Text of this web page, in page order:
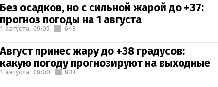
Без осадков, но с сильной жарой до +37:
прогноз погоды на 1 августа
1 августа, 09:05 648
Август принес жару до +38 градусов:
какую погоду прогнозируют на выходные
1 августа, 08:00 838